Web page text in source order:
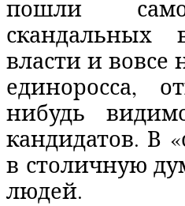
пошли
власти и вовсе
единоросса,
нибудь
кандидатов. В
в столичную
людей.